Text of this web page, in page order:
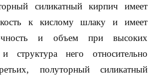
силикатный кирпич имеет
к кислому шлаку и имеет
и объем при высоких
и структура него относительно
полуторный силикатный